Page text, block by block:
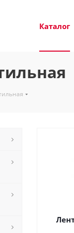
Каталог